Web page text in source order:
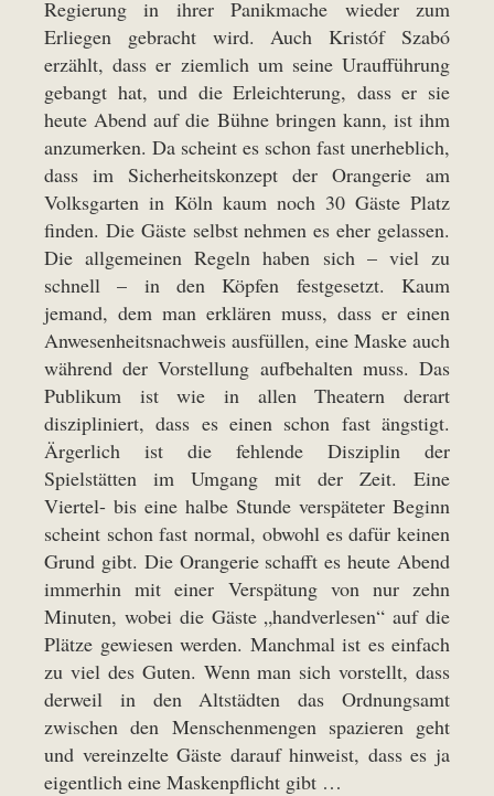
Regierung in ihrer Panikmache wieder zum
Erliegen gebracht wird. Auch Kristóf Szabó
erzählt, dass er ziemlich um seine Uraufführung
gebangt hat, und die Erleichterung, dass er sie
heute Abend auf die Bühne bringen kann, ist ihm
anzumerken. Da scheint es schon fast unerheblich,
dass im Sicherheitskonzept der Orangerie am
Volksgarten in Köln kaum noch 30 Gäste Platz
finden. Die Gäste selbst nehmen es eher gelassen.
Die allgemeinen Regeln haben sich – viel zu
schnell – in den Köpfen festgesetzt. Kaum
jemand, dem man erklären muss, dass er einen
Anwesenheitsnachweis ausfüllen, eine Maske auch
während der Vorstellung aufbehalten muss. Das
Publikum ist wie in allen Theatern derart
diszipliniert, dass es einen schon fast ängstigt.
Ärgerlich ist die fehlende Disziplin der
Spielstätten im Umgang mit der Zeit. Eine
Viertel- bis eine halbe Stunde verspäteter Beginn
scheint schon fast normal, obwohl es dafür keinen
Grund gibt. Die Orangerie schafft es heute Abend
immerhin mit einer Verspätung von nur zehn
Minuten, wobei die Gäste „handverlesen“ auf die
Plätze gewiesen werden. Manchmal ist es einfach
zu viel des Guten. Wenn man sich vorstellt, dass
derweil in den Altstädten das Ordnungsamt
zwischen den Menschenmengen spazieren geht
und vereinzelte Gäste darauf hinweist, dass es ja
eigentlich eine Maskenpflicht gibt …